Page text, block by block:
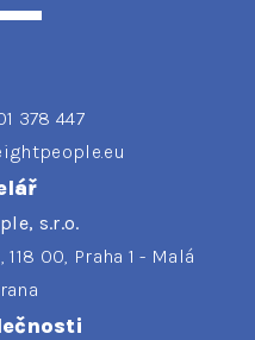
378 447
s.r.o.
00, Praha 1 - Malá